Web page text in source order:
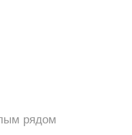
рядом